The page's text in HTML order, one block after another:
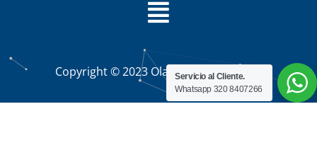
Copyright © 2023 Olarte Sound Group
Servicio al Cliente.
Whatsapp 320 8407266